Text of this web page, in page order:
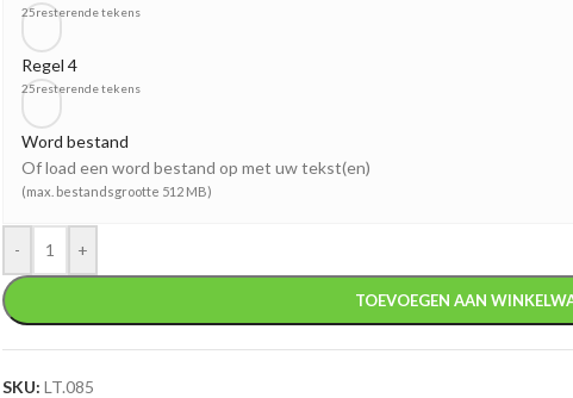
25resterende tekens
Regel 4
25resterende tekens
Word bestand
Of load een word bestand op met uw tekst(en)
(max. bestandsgrootte 512 MB)
- +
TOEVOEGEN AAN
SKU:LT.085